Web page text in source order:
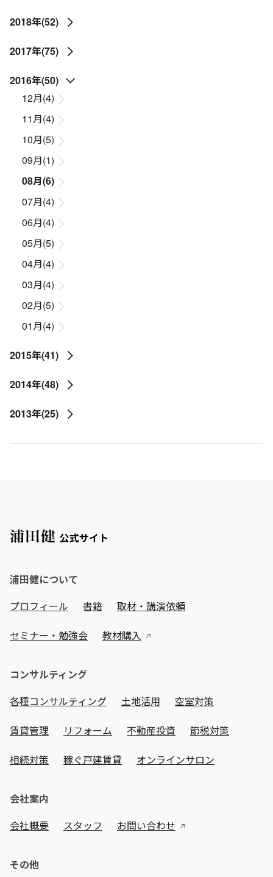
2018年(52)
2017年(75)
2016年(50)
12月(4)
11月(4)
10月(5)
09月(1)
08月(6)
07月(4)
06月(4)
05月(5)
04月(4)
03月(4)
02月(5)
01月(4)
2015年(41)
2014年(48)
2013年(25)
浦田健について
プロフィール
書籍 取材・講演依頼
セミナー・勉強会 教材購入
コンサルティング
各種コンサルティング
土地活用 空室対策
賃貸管理 リフォーム 不動産投資 節税対策
相続対策 稼ぐ戸建賃貸 オンラインサロン
会社案内
会社概要
スタッフ お問い合わせ
その他